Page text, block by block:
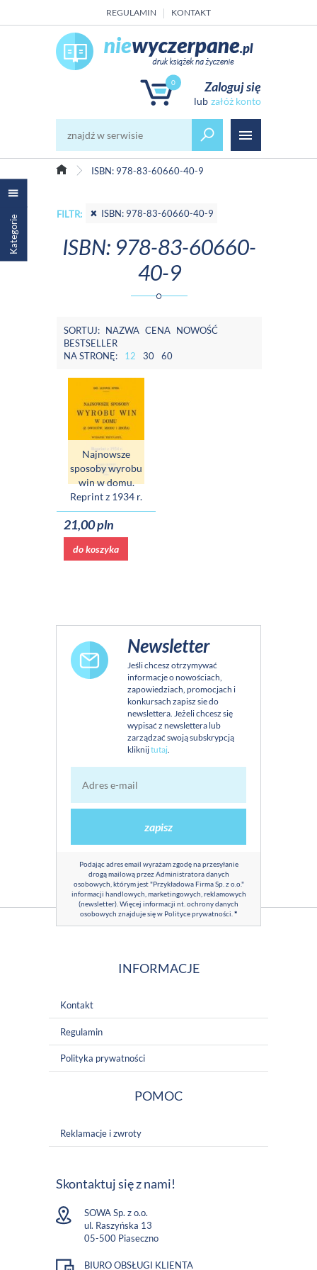
REGULAMIN KONTAKT
0 Zaloguj się
załóż konto
ISBN: 978-83-60660-40-9
Kategorie FILTR: ISBN: 978-83-60660-40-9
ISBN: 978-83-60660-
40-9
SORTUJ: NAZWA CENA NOWOŚĆ
BESTSELLER
NA STRONĘ:
12 30 60
Najnowsze
sposoby wyrobu
win w domu.
Reprint z 1934 r.
21,00 pln
do koszyka
Newsletter
Jeśli chcesz otrzymywać
informacje o nowościach,
zapowiedziach, promocjach i
konkursach zapisz sie do
newslettera. Jeżeli chcesz się
wypisać z newslettera lub
zarządzać swoją subskrypcją
kliknijtutaj.
zapisz
Podając adres email wyrażam zgodę na przesyłanie
drogą mailową przez Administratora danych
osobowych, którym jest "Przykładowa Firma Sp. z o.o."
informacji handlowych, marketingowych, reklamowych
(newsletter). Więcej informacji nt. ochrony danych
osobowych znajduje się w Polityce prywatności *
INFORMACJE
Kontakt
Regulamin
Polityka prywatności
POMOC
Reklamacje i zwroty
Skontaktuj się z nami!
SOWA Sp. z o.o.
ul. Raszyńska 13
05-500 Piaseczno
BIURO OBSŁUGI KLIENTA